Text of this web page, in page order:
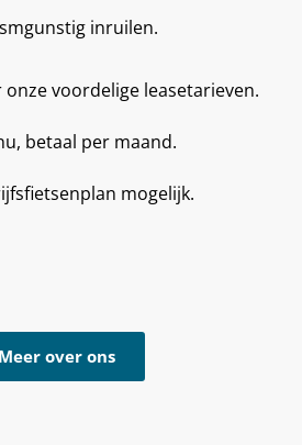
inruilen.
voordelige leasetarieven.
betaal per maand.
mogelijk.
Meer over ons